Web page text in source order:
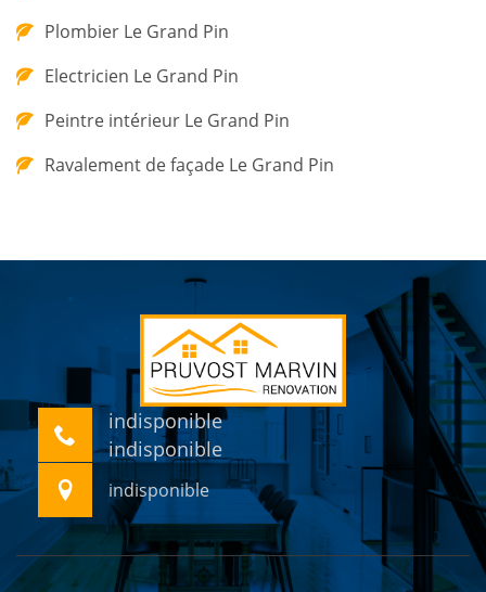
Plombier Le Grand Pin
Electricien Le Grand Pin
Peintre intérieur Le Grand Pin
Ravalement de façade Le Grand Pin
indisponible
indisponible
indisponible